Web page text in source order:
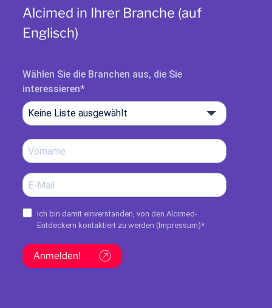
Alcimed in Ihrer Branche (auf
Englisch)
Wählen Sie die Branchen aus, die Sie
interessieren
Keine Liste ausgewählt
Ich bin damit einverstanden, von den Alcimed-
Entdeckern kontaktiert zu werden (Impressum)*
Anmelden!